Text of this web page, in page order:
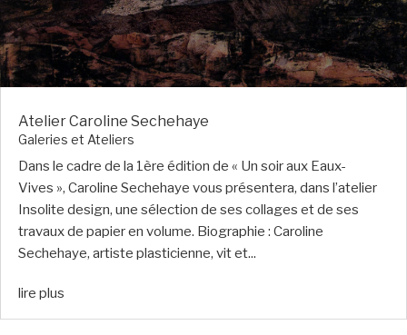
Atelier Caroline Sechehaye
Galeries et Ateliers
Dans le cadre de la 1ère édition de « Un soir aux Eaux-
Vives », Caroline Sechehaye vous présentera, dans l’atelier
Insolite design, une sélection de ses collages et de ses
travaux de papier en volume. Biographie : Caroline
Sechehaye, artiste plasticienne, vit et...
lire plus